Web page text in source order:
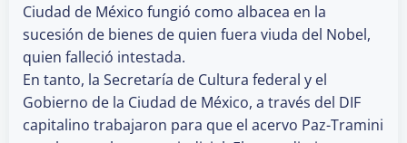
Ciudad de México fungió como albacea en la
sucesión de bienes de quien fuera viuda del Nobel,
quien falleció intestada.
En tanto, la Secretaría de Cultura federal y el
Gobierno de la Ciudad de México, a través del DIF
capitalino trabajaron para que el acervo Paz-Tramini